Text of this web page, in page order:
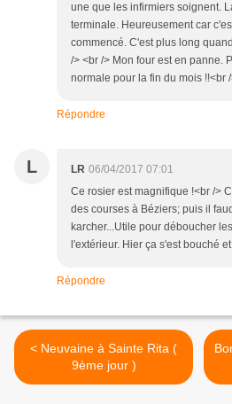
une que les infirmiers soignent.
terminale. Heureusement car
commencé. C'est plus long
/> <br /> Mon four est en panne.
normale pour la fin du mois !!<br
Répondre
L LR 06/04/2017 07:01
Ce rosier est magnifique !<br />
des courses à Béziers; puis il
karcher...Utile pour déboucher
l'extérieur. Hier ça s'est bouché
Répondre
< Neuvaine à Sainte Rita (
9ème jour )